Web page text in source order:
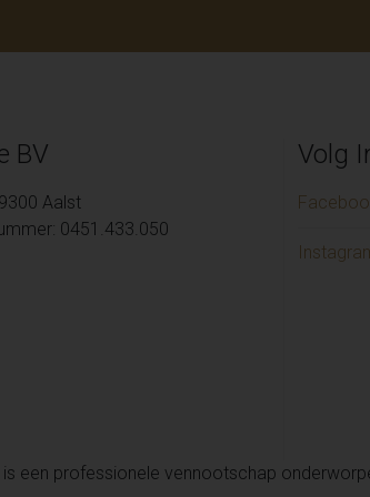
BV
Aalst
0451.433.050
Volg
is een professionele vennootschap